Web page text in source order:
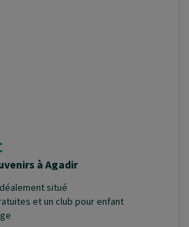
à Agadir
situé
et un club pour enfant